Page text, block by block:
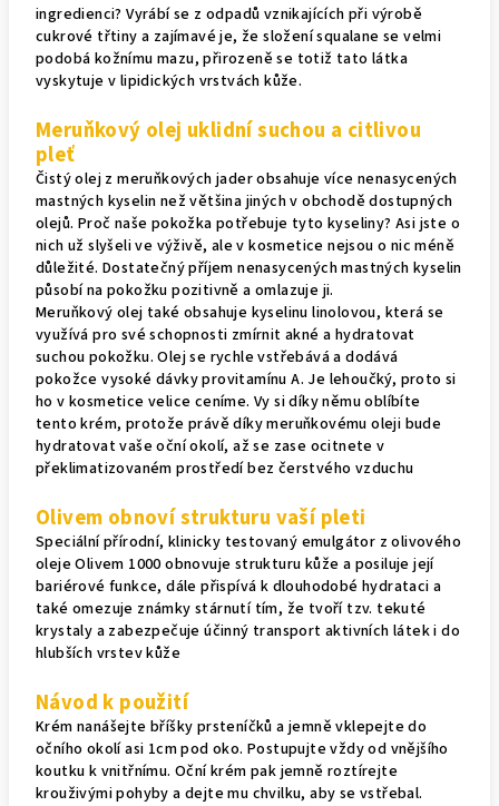
ingredienci? Vyrábí se z odpadů vznikajících při výrobě
cukrové třtiny a zajímavé je, že složení squalane se velmi
podobá kožnímu mazu, přirozeně se totiž tato látka
vyskytuje v lipidických vrstvách kůže.
Meruňkový olej uklidní suchou a citlivou
pleť
Čistý olej z meruňkových jader obsahuje více nenasycených
mastných kyselin než většina jiných v obchodě dostupných
olejů. Proč naše pokožka potřebuje tyto kyseliny? Asi jste o
nich už slyšeli ve výživě, ale v kosmetice nejsou o nic méně
důležité. Dostatečný příjem nenasycených mastných kyselin
působí na pokožku pozitivně a omlazuje ji.
Meruňkový olej také obsahuje kyselinu linolovou, která se
využívá pro své schopnosti zmírnit akné a hydratovat
suchou pokožku. Olej se rychle vstřebává a dodává
pokožce vysoké dávky provitamínu A. Je lehoučký, proto si
ho v kosmetice velice ceníme. Vy si díky němu oblíbíte
tento krém, protože právě díky meruňkovému oleji bude
hydratovat vaše oční okolí, až se zase ocitnete v
překlimatizovaném prostředí bez čerstvého vzduchu
Olivem obnoví strukturu vaší pleti
Speciální přírodní, klinicky testovaný emulgátor z olivového
oleje Olivem 1000 obnovuje strukturu kůže a posiluje její
bariérové funkce, dále přispívá k dlouhodobé hydrataci a
také omezuje známky stárnutí tím, že tvoří tzv. tekuté
krystaly a zabezpečuje účinný transport aktivních látek i do
hlubších vrstev kůže
Návod k použití
Krém nanášejte bříšky prsteníčků a jemně vklepejte do
očního okolí asi 1cm pod oko. Postupujte vždy od vnějšího
koutku k vnitřnímu. Oční krém pak jemně roztírejte
krouživými pohyby a dejte mu chvilku, aby se vstřebal.